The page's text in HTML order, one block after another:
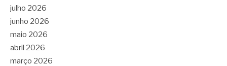
julho 2026
junho 2026
maio 2026
abril 2026
março 2026